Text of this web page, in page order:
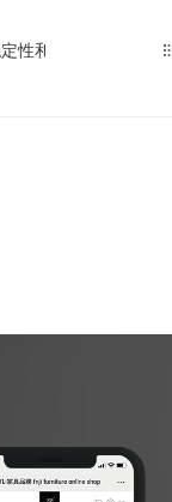
性和可靠性？